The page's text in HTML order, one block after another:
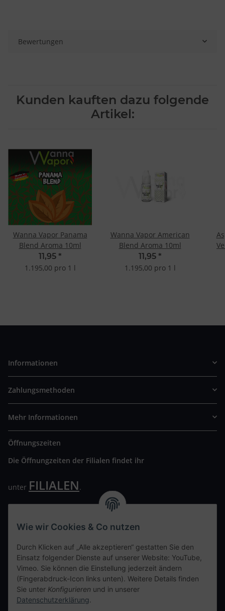
Bewertungen
Kunden kauften dazu folgende
Artikel:
Wanna Vapor Panama
Blend Aroma 10ml
11,95 *
1.195,00 pro 1 l
Wanna Vapor American
Blend Aroma 10ml
11,95 *
1.195,00 pro 1 l
Informationen
Zahlungsmethoden
Mehr Informationen
Öffnungszeiten
Die Öffnungzeiten der Filialen findet ihr
unter FILIALEN.
Wir freuen uns auf Euren Besuch. Bitte beachtet die
Kontaktdaten
tweet
teilen
Wie wir Cookies & Co nutzen
Durch Klicken auf „Alle akzeptieren“ gestatten Sie den
Einsatz folgender Dienste auf unserer Website: YouTube,
Vimeo. Sie können die Einstellung jederzeit ändern
(Fingerabdruck-Icon links unten). Weitere Details finden
Sie unter Konfigurieren und in unserer
Datenschutzerklärung.